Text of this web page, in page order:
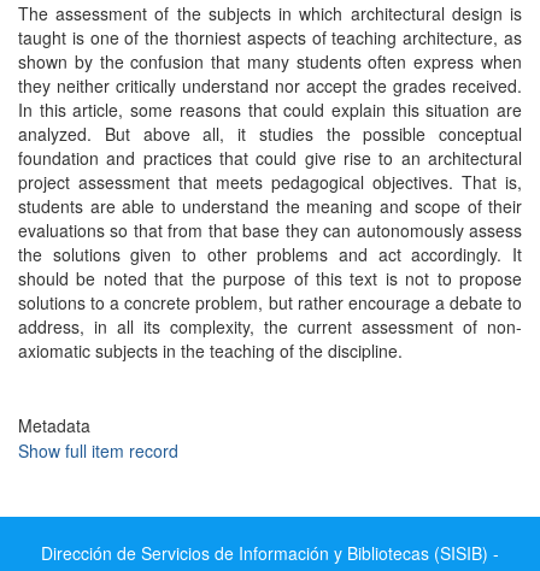
The assessment of the subjects in which architectural design is
taught is one of the thorniest aspects of teaching architecture, as
shown by the confusion that many students often express when
they neither critically understand nor accept the grades received.
In this article, some reasons that could explain this situation are
analyzed. But above all, it studies the possible conceptual
foundation and practices that could give rise to an architectural
project assessment that meets pedagogical objectives. That is,
students are able to understand the meaning and scope of their
evaluations so that from that base they can autonomously assess
the solutions given to other problems and act accordingly. It
should be noted that the purpose of this text is not to propose
solutions to a concrete problem, but rather encourage a debate to
address, in all its complexity, the current assessment of non-
axiomatic subjects in the teaching of the discipline.
Metadata
Show full item record
Dirección de Servicios de Información y Bibliotecas (SISIB) -